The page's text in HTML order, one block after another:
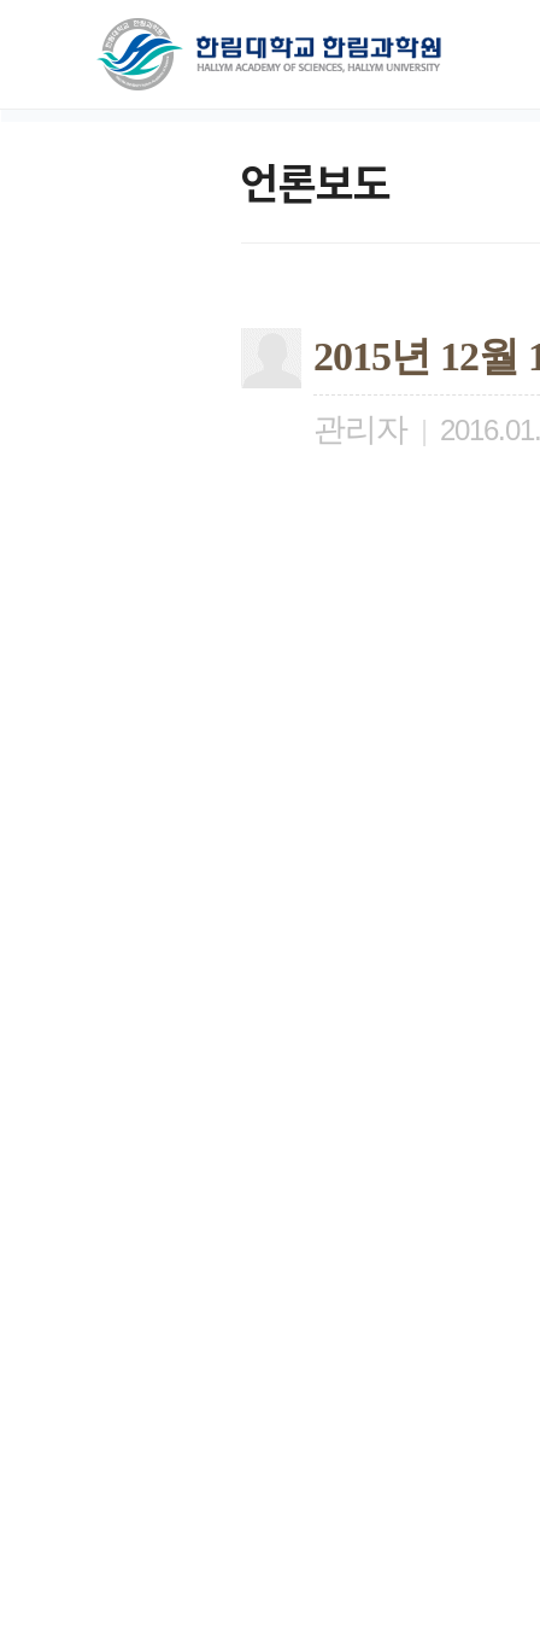
언론보도
2015년 12
관리자 |